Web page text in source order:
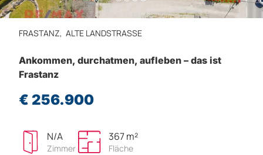
FRASTANZ, ALTE LANDSTRASSE
Ankommen, durchatmen, aufleben – das ist
Frastanz
€ 256.900
N/A
Zimmer
367 m²
Fläche